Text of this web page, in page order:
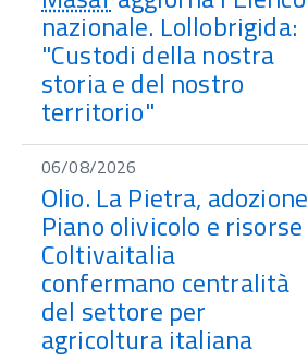
nazionale. Lollobrigida:
"Custodi della nostra
storia e del nostro
territorio"
06/08/2026
Olio. La Pietra, adozione
Piano olivicolo e risorse
Coltivaitalia
confermano centralità
del settore per
agricoltura italiana